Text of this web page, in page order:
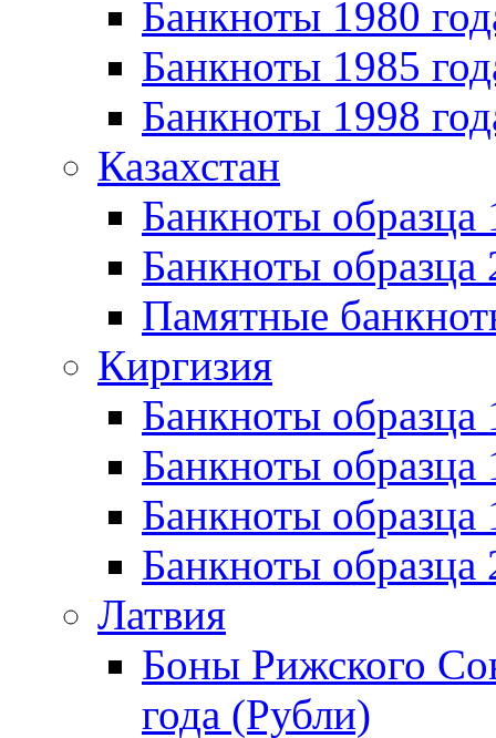
Банкноты 1980
Банкноты 1985
Банкноты 1998
Казахстан
Банкноты
Банкноты образца
Памятные
Киргизия
Банкноты образца
Банкноты образца
Банкноты
Банкноты
Латвия
Боны Рижского
года (Рубли)